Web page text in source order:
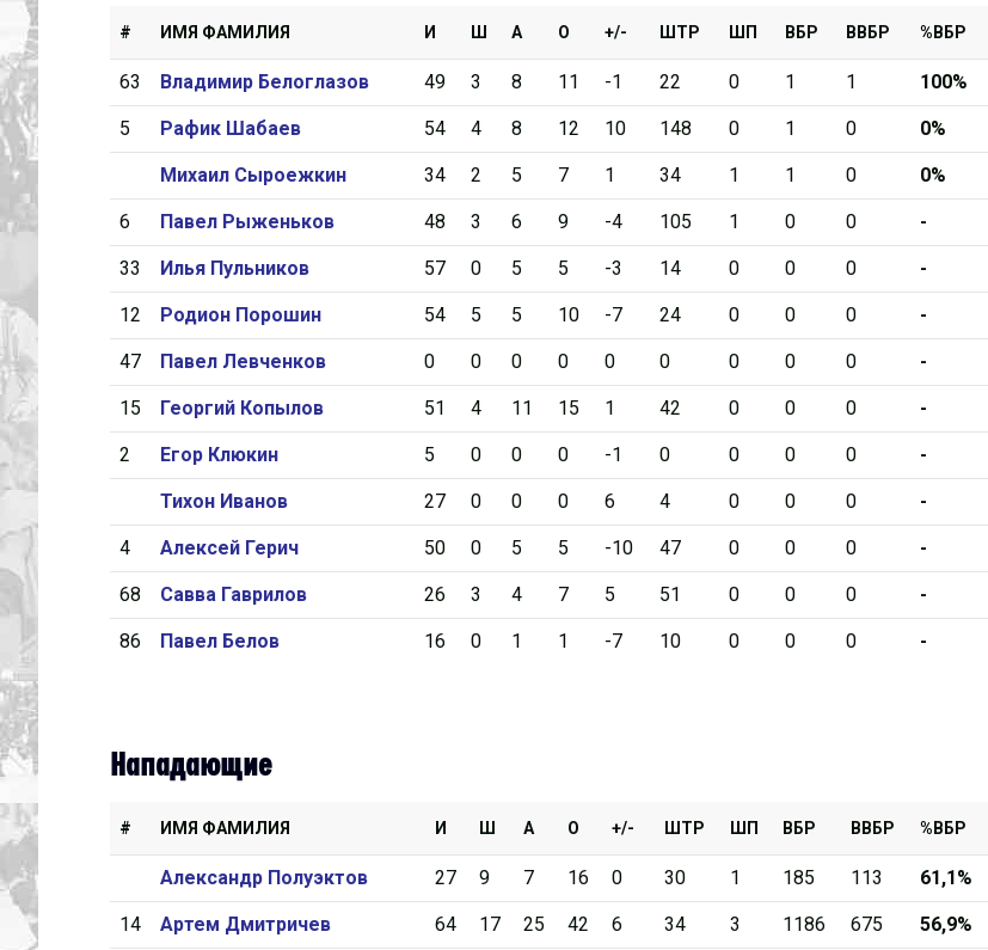
МХК Спартак-МАХ
СМО МХК Атлант
Тайфун
ХК Капитан
Сибирские Cнайперы
Спутник Ал
Тюменский Легион
# ИМЯ ФАМИЛИЯ И Ш А О +/- ШТР ШП ВБР ВВБР %ВБР
63 Владимир Белоглазов 49 3 8 11 -1 22 0 1 1 100%
5 Рафик Шабаев 54 4 8 12 10 148 0 1 0 0%
Михаил Сыроежкин 34 2 5 7 1 34 1 1 0 0%
6 Павел Рыженьков 48 3 6 9 -4 105 1 0 0 -
33 Илья Пульников 57 0 5 5 -3 14 0 0 0 -
12 Родион Порошин 54 5 5 10 -7 24 0 0 0 -
47 Павел Левченков 0 0 0 0 0 0 0 0 0 -
15 Георгий Копылов 51 4 11 15 1 42 0 0 0 -
2 Егор Клюкин 5 0 0 0 -1 0 0 0 0 -
Тихон Иванов 27 0 0 0 6 4 0 0 0 -
4 Алексей Герич 50 0 5 5 -10 47 0 0 0 -
68 Савва Гаврилов 26 3 4 7 5 51 0 0 0 -
86 Павел Белов 16 0 1 1 -7 10 0 0 0 -
Нападающие
# ИМЯ ФАМИЛИЯ И Ш А О +/- ШТР ШП ВБР ВВБР %ВБР
Александр Полуэктов 27 9 7 16 0 30 1 185 113 61,1%
14 Артем Дмитричев 64 17 25 42 6 34 3 1186 675 56,9%